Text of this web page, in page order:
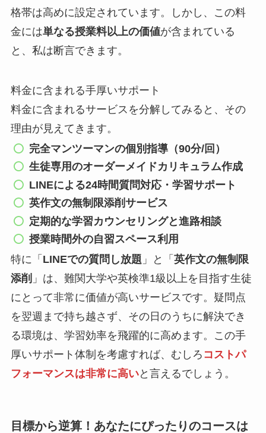
格帯は高めに設定されています。しかし、この料
金には単なる授業料以上の価値が含まれている
と、私は断言できます。
料金に含まれる手厚いサポート
料金に含まれるサービスを分解してみると、その
理由が見えてきます。
完全マンツーマンの個別指導（90分/回）
生徒専用のオーダーメイドカリキュラム作成
LINEによる24時間質問対応・学習サポート
英作文の無制限添削サービス
定期的な学習カウンセリングと進路相談
授業時間外の自習スペース利用
特に「 LINEでの質問し放題 」と「 英作文の無制限
添削 」は、難関大学や英検準1級以上を目指す生徒
にとって非常に価値が高いサービスです。疑問点
を翌週まで持ち越さず、その日のうちに解決でき
る環境は、学習効率を飛躍的に高めます。この手
厚いサポート体制を考慮すれば、むしろ コストパ
フォーマンスは非常に高いと言えるでしょう。
目標から逆算！あなたにぴったりのコースは